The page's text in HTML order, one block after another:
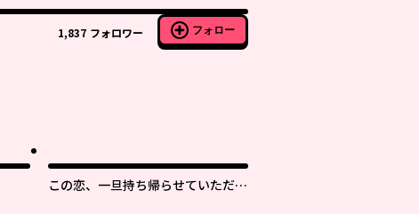
1,837 フォロワー フォロー
この恋、一旦持ち帰らせていただき